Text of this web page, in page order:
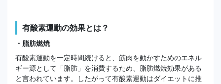
有酸素運動の効果とは？
・脂肪燃焼
有酸素運動を一定時間続けると、筋肉を動かすためのエネル
ギー源として「脂肪」を消費するため、脂肪燃焼効果がある
と言われています。したがって有酸素運動はダイエットに推